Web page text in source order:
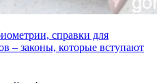
справки для
– законы, которые вступают